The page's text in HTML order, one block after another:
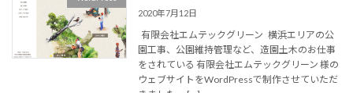
2020年7月12日
有限会社エムテックグリーン 横浜エリアの公
園工事、公園維持管理など、造園土木のお仕事
をされている 有限会社エムテックグリーン 様の
ウェブサイトをWordPressで制作させていただ